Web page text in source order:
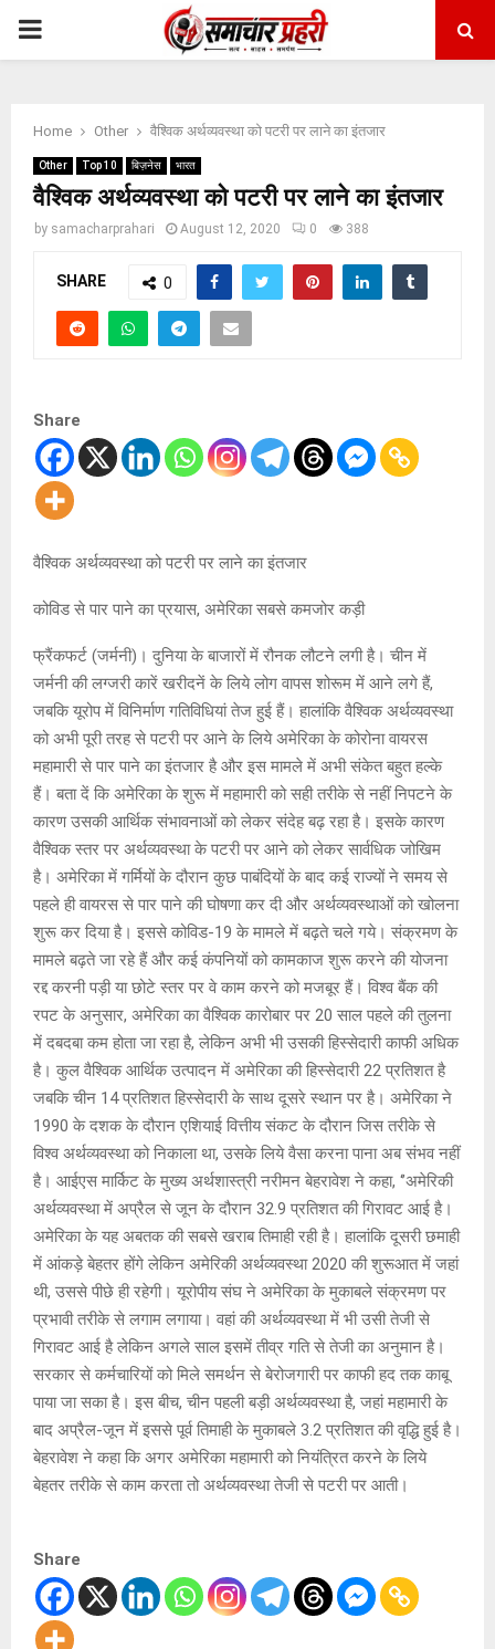
PRIMARY
Home Other वैश्विक अर्थव्यवस्था को पटरी पर लाने का इंतजार
Other Top 10 बिज़नेस भारत
वैश्विक अर्थव्यवस्था को पटरी पर लाने का इंतजार
by samacharprahari August 12, 2020 0 388
SHARE 0
Share
वैश्विक अर्थव्यवस्था को पटरी पर लाने का इंतजार
कोविड से पार पाने का प्रयास, अमेरिका सबसे कमजोर कड़ी
फ्रैंकफर्ट (जर्मनी)। दुनिया के बाजारों में रौनक लौटने लगी है। चीन में
जर्मनी की लग्जरी कारें खरीदनें के लिये लोग वापस शोरूम में आने लगे हैं,
जबकि यूरोप में विनिर्माण गतिविधियां तेज हुई हैं। हालांकि वैश्विक अर्थव्यवस्था
को अभी पूरी तरह से पटरी पर आने के लिये अमेरिका के कोरोना वायरस
महामारी से पार पाने का इंतजार है और इस मामले में अभी संकेत बहुत हल्के
हैं। बता दें कि अमेरिका के शुरू में महामारी को सही तरीके से नहीं निपटने के
कारण उसकी आर्थिक संभावनाओं को लेकर संदेह बढ़ रहा है। इसके कारण
वैश्विक स्तर पर अर्थव्यवस्था के पटरी पर आने को लेकर सार्वधिक जोखिम
है। अमेरिका में गर्मियों के दौरान कुछ पाबंदियों के बाद कई राज्यों ने समय से
पहले ही वायरस से पार पाने की घोषणा कर दी और अर्थव्यवस्थाओं को खोलना
शुरू कर दिया है। इससे कोविड-19 के मामले में बढ़ते चले गये। संक्रमण के
मामले बढ़ते जा रहे हैं और कई कंपनियों को कामकाज शुरू करने की योजना
रद्द करनी पड़ी या छोटे स्तर पर वे काम करने को मजबूर हैं। विश्व बैंक की
रपट के अनुसार, अमेरिका का वैश्विक कारोबार पर 20 साल पहले की तुलना
में दबदबा कम होता जा रहा है, लेकिन अभी भी उसकी हिस्सेदारी काफी अधिक
है। कुल वैश्विक आर्थिक उत्पादन में अमेरिका की हिस्सेदारी 22 प्रतिशत है
जबकि चीन 14 प्रतिशत हिस्सेदारी के साथ दूसरे स्थान पर है। अमेरिका ने
1990 के दशक के दौरान एशियाई वित्तीय संकट के दौरान जिस तरीके से
विश्व अर्थव्यवस्था को निकाला था, उसके लिये वैसा करना पाना अब संभव नहीं
है। आईएस मार्किट के मुख्य अर्थशास्त्री नरीमन बेहरावेश ने कहा, ‘’अमेरिकी
अर्थव्यवस्था में अप्रैल से जून के दौरान 32.9 प्रतिशत की गिरावट आई है।
अमेरिका के यह अबतक की सबसे खराब तिमाही रही है। हालांकि दूसरी छमाही
में आंकड़े बेहतर होंगे लेकिन अमेरिकी अर्थव्यवस्था 2020 की शुरूआत में जहां
थी, उससे पीछे ही रहेगी। यूरोपीय संघ ने अमेरिका के मुकाबले संक्रमण पर
प्रभावी तरीके से लगाम लगाया। वहां की अर्थव्यवस्था में भी उसी तेजी से
गिरावट आई है लेकिन अगले साल इसमें तीव्र गति से तेजी का अनुमान है।
सरकार से कर्मचारियों को मिले समर्थन से बेरोजगारी पर काफी हद तक काबू
पाया जा सका है। इस बीच, चीन पहली बड़ी अर्थव्यवस्था है, जहां महामारी के
बाद अप्रैल-जून में इससे पूर्व तिमाही के मुकाबले 3.2 प्रतिशत की वृद्धि हुई है।
बेहरावेश ने कहा कि अगर अमेरिका महामारी को नियंत्रित करने के लिये
बेहतर तरीके से काम करता तो अर्थव्यवस्था तेजी से पटरी पर आती।
Share